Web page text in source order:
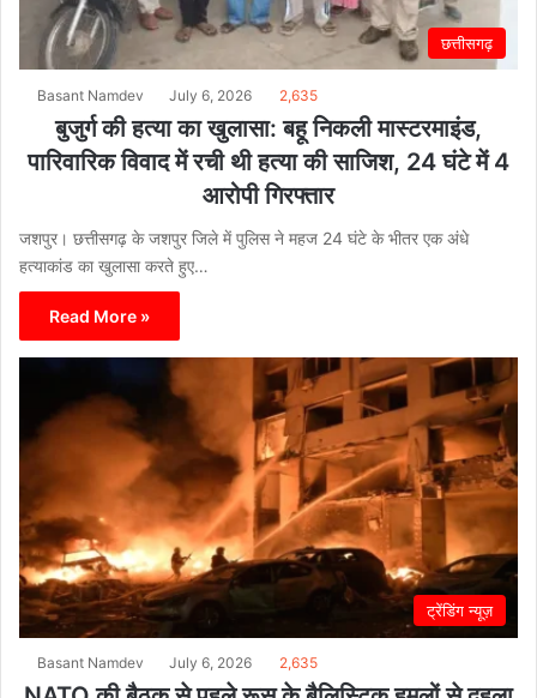
छत्तीसगढ़
Basant Namdev July 6, 2026 2,635
बुजुर्ग की हत्या का खुलासा: बहू निकली मास्टरमाइंड,
पारिवारिक विवाद में रची थी हत्या की साजिश, 24 घंटे में 4
आरोपी गिरफ्तार
जशपुर। छत्तीसगढ़ के जशपुर जिले में पुलिस ने महज 24 घंटे के भीतर एक अंधे
हत्याकांड का खुलासा करते हुए…
Read More »
ट्रेंडिंग न्यूज़
Basant Namdev July 6, 2026 2,635